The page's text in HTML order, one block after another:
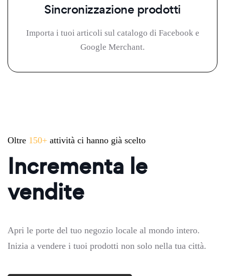
Sincronizzazione prodotti
Importa i tuoi articoli sul catalogo di Facebook e
Google Merchant.
Oltre 150+ attività ci hanno già scelto
Incrementa le
vendite
Apri le porte del tuo negozio locale al mondo intero.
Inizia a vendere i tuoi prodotti non solo nella tua città.